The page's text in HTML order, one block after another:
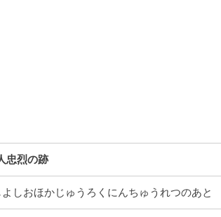
忠烈の跡
しおほかじゅうろくにんちゅうれつのあと